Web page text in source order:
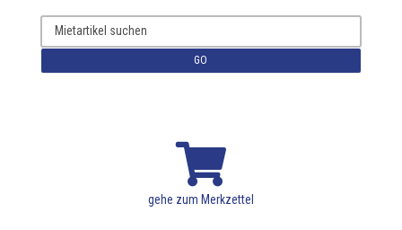
GO

gehe zum Merkzettel